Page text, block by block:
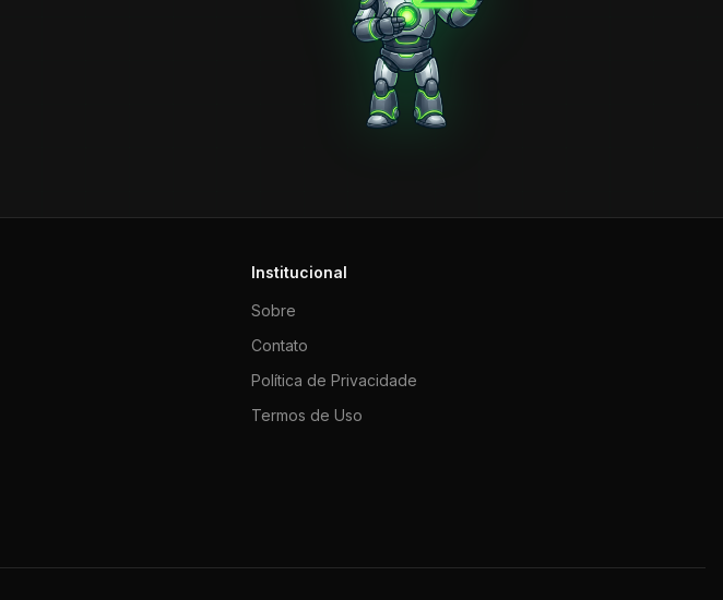
Institucional
Sobre
Contato
Política de Privacidade
Termos de Uso